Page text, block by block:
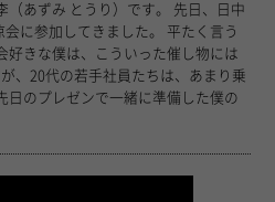
み とうり）です。 先日、日中
に参加してきました。 平たく言う
好きな僕は、こういった催し物には
、20代の若手社員たちは、あまり乗
日のプレゼンで一緒に準備した僕の